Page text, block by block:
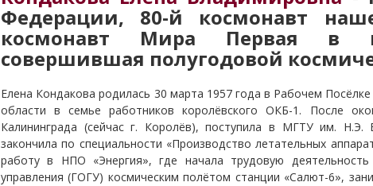
Федерации, 80-й космонавт
космонавт Мира Первая в
совершившая полугодовой
Елена Кондакова родилась 30 марта 1957 года в Рабочем
области в семье работников королёвского ОКБ-1. После
Калининграда (сейчас г. Королёв), поступила в МГТУ им. Н.Э.
закончила по специальности «Производство летательных
работу в НПО «Энергия», где начала трудовую
управления (ГОГУ) космическим полётом станции «Салют-6»,